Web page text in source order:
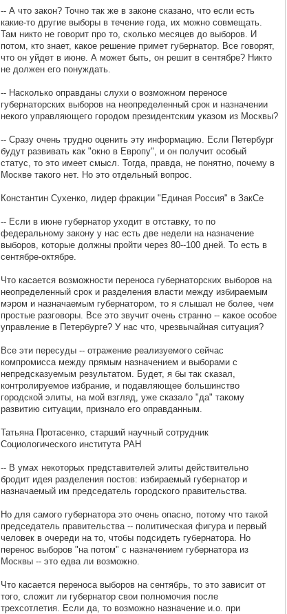
-- А что закон? Точно так же в законе сказано, что если есть
какие-то другие выборы в течение года, их можно совмещать.
Там никто не говорит про то, сколько месяцев до выборов. И
потом, кто знает, какое решение примет губернатор. Все говорят,
что он уйдет в июне. А может быть, он решит в сентябре? Никто
не должен его понуждать.
-- Насколько оправданы слухи о возможном переносе
губернаторских выборов на неопределенный срок и назначении
некого управляющего городом президентским указом из Москвы?
-- Сразу очень трудно оценить эту информацию. Если Петербург
будут развивать как "окно в Европу", и он получит особый
статус, то это имеет смысл. Тогда, правда, не понятно, почему в
Москве такого нет. Но это отдельный вопрос.
Константин Сухенко, лидер фракции "Единая Россия" в ЗакСе
-- Если в июне губернатор уходит в отставку, то по
федеральному закону у нас есть две недели на назначение
выборов, которые должны пройти через 80--100 дней. То есть в
сентябре-октябре.
Что касается возможности переноса губернаторских выборов на
неопределенный срок и разделения власти между избираемым
мэром и назначаемым губернатором, то я слышал не более, чем
простые разговоры. Все это звучит очень странно -- какое особое
управление в Петербурге? У нас что, чрезвычайная ситуация?
Все эти пересуды -- отражение реализуемого сейчас
компромисса между прямым назначением и выборами с
непредсказуемым результатом. Будет, я бы так сказал,
контролируемое избрание, и подавляющее большинство
городской элиты, на мой взгляд, уже сказало "да" такому
развитию ситуации, признало его оправданным.
Татьяна Протасенко, старший научный сотрудник
Социологического института РАН
-- В умах некоторых представителей элиты действительно
бродит идея разделения постов: избираемый губернатор и
назначаемый им председатель городского правительства.
Но для самого губернатора это очень опасно, потому что такой
председатель правительства -- политическая фигура и первый
человек в очереди на то, чтобы подсидеть губернатора. Но
перенос выборов "на потом" с назначением губернатора из
Москвы -- это едва ли возможно.
Что касается переноса выборов на сентябрь, то это зависит от
того, сложит ли губернатор свои полномочия после
трехсотлетия. Если да, то возможно назначение и.о. при